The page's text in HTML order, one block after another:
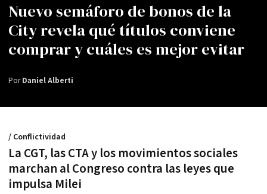
Nuevo semáforo de bonos de la
City revela qué títulos conviene
comprar y cuáles es mejor evitar
PorDaniel Alberti
La CGT, las CTA y los movimientos sociales
marchan al Congreso contra las leyes que
impulsa Milei
/ Conflictividad